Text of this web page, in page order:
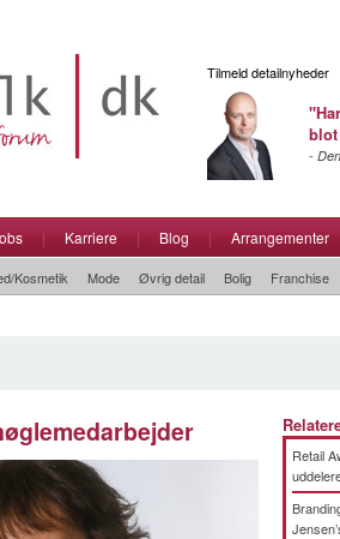
Tilmeld detailnyheder
-
| Karriere | Blog | Arrangementer
Kosmetik Mode Øvrig detail Bolig Franchise
Retail